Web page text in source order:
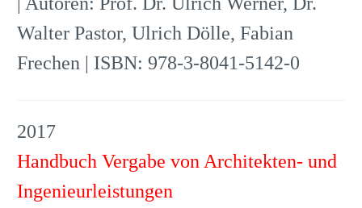
Walter Pastor, Ulrich Dölle, Fabian
Frechen | ISBN: 978-3-8041-5142-0
2017
Handbuch Vergabe von Architekten- und
Ingenieurleistungen